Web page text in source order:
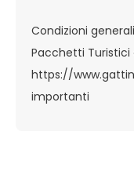
Condizioni
Pacchetti Turistici
https://
importanti